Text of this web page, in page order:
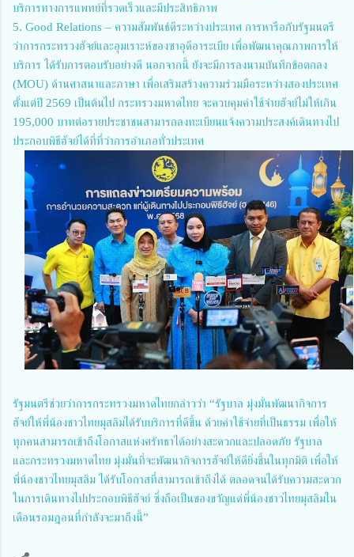
บริการทางการแพทย์ที่รวดเร็วและมีประสิทธิภาพ
5. Good Relations – ความสัมพันธ์ดีระหว่างประเทศ การหารือกับรัฐมนตรี
ว่าการกระทรวงฮัจย์และอุมเราะห์ของซาอุดีอาระเบีย เพื่อพัฒนาคุณภาพการให้
บริการ ได้รับการตอบรับอย่างดี นอกจากนี้ ยังจะมีการลงนามบันทึกข้อตกลง
(MOU) ด้านศาสนาและภาษา เพื่อเสริมสร้างความร่วมมือระหว่างสองประเทศ
ตั้งแต่ปี 2569 เป็นต้นไป กระทรวงมหาดไทย จะควบคุมค่าใช้จ่ายฮัจย์ไม่ให้เกิน
195,000 บาทต่อรายประชาชนสามารถลงทะเบียนแจ้งความประสงค์เดินทางไป
ประกอบพิธีฮัจย์ได้ที่ที่ว่าการอำเภอทั่วประเทศ
รัฐมนตรีช่วยว่าการกระทรวงมหาดไทยกล่าวว่า “รัฐบาล มุ่งมั่นพัฒนากิจการ
ฮัจย์ให้พี่น้องชาวไทยมุสลิมได้รับบริการที่ดีขึ้น ด้วยค่าใช้จ่ายที่เป็นธรรม เพื่อให้
ทุกคนสามารถเข้าถึงโอกาสแห่งศรัทธาได้อย่างสะดวกและปลอดภัย รัฐบาล
และกระทรวงมหาดไทย มุ่งมั่นที่จะพัฒนากิจการฮัจย์ให้ดียิ่งขึ้นในทุกมิติ เพื่อให้
พี่น้องชาวไทยมุสลิม ได้รับโอกาสที่สามารถเข้าถึงได้ ตลอดจนได้รับความสะดวก
ในการเดินทางไปประกอบพิธีฮัจย์ ซึ่งถือเป็นของขวัญแด่พี่น้องชาวไทยมุสลิมใน
เดือนรอมฎอนที่กำลังจะมาถึงนี้”